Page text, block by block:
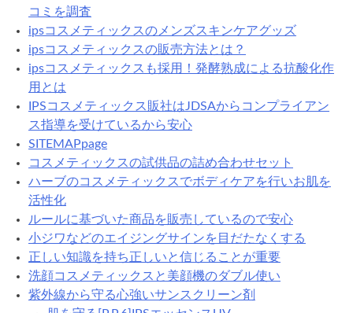
コミを調査
ipsコスメティックスのメンズスキンケアグッズ
ipsコスメティックスの販売方法とは？
ipsコスメティックスも採用！発酵熟成による抗酸化作
用とは
IPSコスメティックス販社はJDSAからコンプライアン
ス指導を受けているから安心
SITEMAPpage
コスメティックスの試供品の詰め合わせセット
ハーブのコスメティックスでボディケアを行いお肌を
活性化
ルールに基づいた商品を販売しているので安心
小ジワなどのエイジングサインを目だたなくする
正しい知識を持ち正しいと信じることが重要
洗顔コスメティックスと美顔機のダブル使い
紫外線から守る心強いサンスクリーン剤